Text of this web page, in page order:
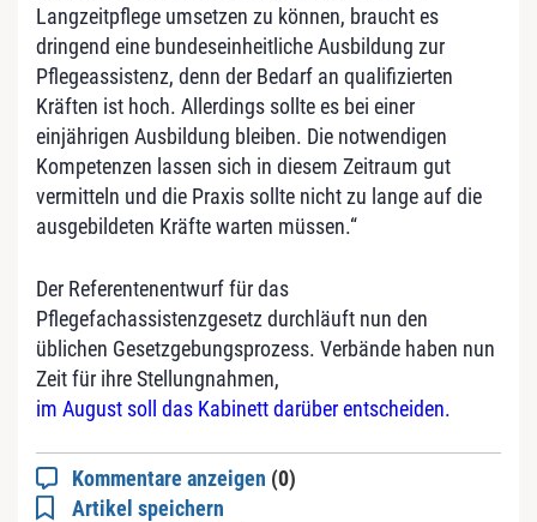
Langzeitpflege umsetzen zu können, braucht es
dringend eine bundeseinheitliche Ausbildung zur
Pflegeassistenz, denn der Bedarf an qualifizierten
Kräften ist hoch. Allerdings sollte es bei einer
einjährigen Ausbildung bleiben. Die notwendigen
Kompetenzen lassen sich in diesem Zeitraum gut
vermitteln und die Praxis sollte nicht zu lange auf die
ausgebildeten Kräfte warten müssen.“
Der Referentenentwurf für das
Pflegefachassistenzgesetz durchläuft nun den
üblichen Gesetzgebungsprozess. Verbände haben nun
Zeit für ihre Stellungnahmen,
im August soll das Kabinett darüber entscheiden.
Kommentare anzeigen (0)
Artikel speichern